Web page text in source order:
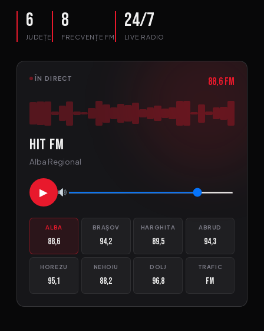
6
JUDEȚE
8
FRECVENȚE FM
24/7
LIVE RADIO
ÎN DIRECT 88,6 FM
HIT FM
Alba Regional
▶
ALBA
88,6
BRAȘOV
94,2
HARGHITA
89,5
ABRUD
94,3
HOREZU
95,1
NEHOIU
88,2
DOLJ
96,8
TRAFIC
FM